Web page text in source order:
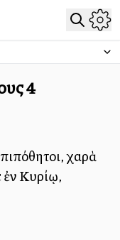
4
χαρὰ
ἐν Κυρίῳ,